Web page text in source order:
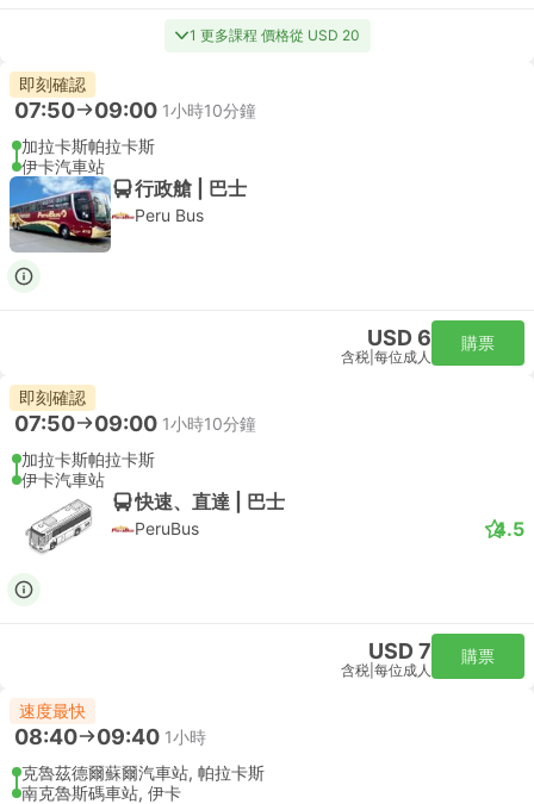
1 更多課程 價格從 USD 20
即刻確認
07:50 09:00 1小時10分鐘
加拉卡斯帕拉卡斯
伊卡汽車站
行政艙 | 巴士
Peru Bus
USD 6
含税 每位成人
購票
即刻確認
07:50 09:00 1小時10分鐘
加拉卡斯帕拉卡斯
伊卡汽車站
快速、直達 | 巴士
PeruBus 4.5
USD 7
含税 每位成人
購票
速度最快
08:40 09:40 1小時
克魯茲德爾蘇爾汽車站, 帕拉卡斯
南克魯斯碼車站, 伊卡